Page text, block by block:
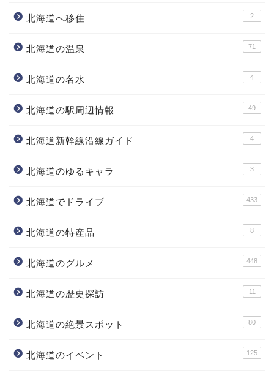
北海道へ移住 2
北海道の温泉 71
北海道の名水 4
北海道の駅周辺情報 49
北海道新幹線沿線ガイド 4
北海道のゆるキャラ 3
北海道でドライブ 433
北海道の特産品 8
北海道のグルメ 448
北海道の歴史探訪 11
北海道の絶景スポット 80
北海道のイベント 125